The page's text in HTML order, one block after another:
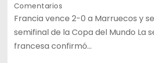
Comentarios
Francia vence 2-0 a Marruecos y
semifinal de la Copa del Mundo La
francesa confirmó…